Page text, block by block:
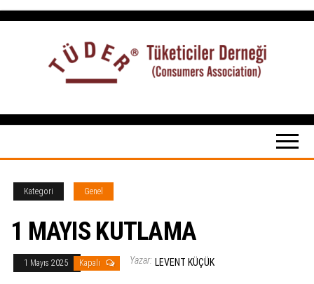
İçeriğe
Tüketiciler
tuketicilerdernegi.org.tr
Kategori Genel
1 MAYIS KUTLAMA
1 Mayıs 2025 Kapalı Yazar: LEVENT KÜÇÜK